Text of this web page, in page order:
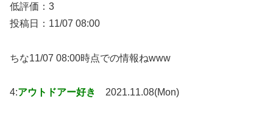
低評価：3
投稿日：11/07 08:00
ちな11/07 08:00時点での情報ねwww
4:アウトドアー好き 2021.11.08(Mon)